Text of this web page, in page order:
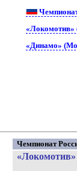
«Локомотив»
«Динамо»
Чемпионат
«Локомотив»